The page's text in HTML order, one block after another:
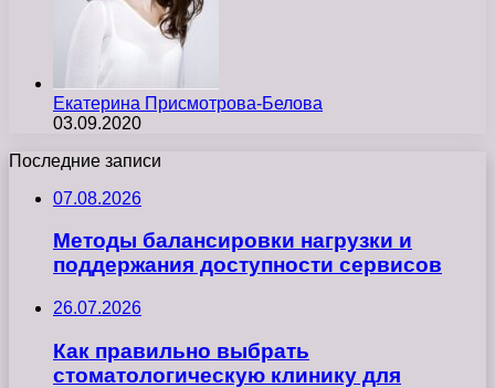
Екатерина Присмотрова-Белова
03.09.2020
Последние записи
07.08.2026
Методы балансировки нагрузки и
поддержания доступности сервисов
26.07.2026
Как правильно выбрать
стоматологическую клинику для